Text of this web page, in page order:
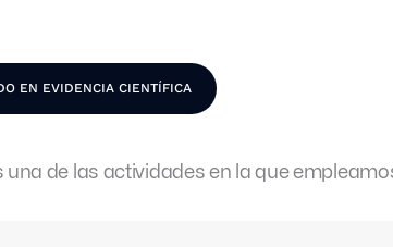
EN EVIDENCIA CIENTÍFICA
una de las actividades en la que